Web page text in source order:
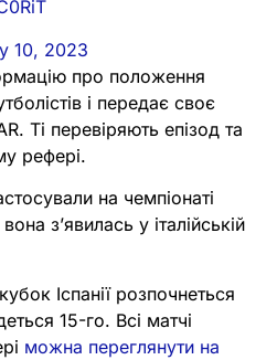
10, 2023
про положення
і передає своє
Ті перевіряють епізод та
рефері.
на чемпіонаті
з’явилась у італійській
Іспанії розпочнеться
15-го. Всі матчі
можна переглянути на